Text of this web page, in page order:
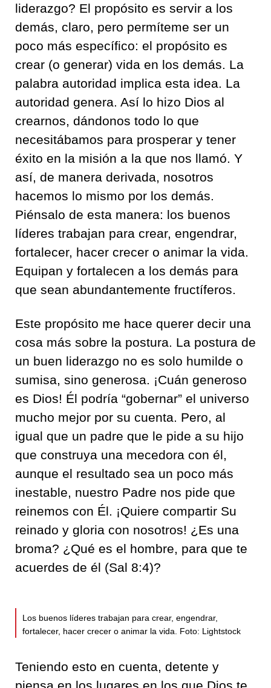
liderazgo? El propósito es servir a los
demás, claro, pero permíteme ser un
poco más específico: el propósito es
crear (o generar) vida en los demás. La
palabra autoridad implica esta idea. La
autoridad genera. Así lo hizo Dios al
crearnos, dándonos todo lo que
necesitábamos para prosperar y tener
éxito en la misión a la que nos llamó. Y
así, de manera derivada, nosotros
hacemos lo mismo por los demás.
Piénsalo de esta manera: los buenos
líderes trabajan para crear, engendrar,
fortalecer, hacer crecer o animar la vida.
Equipan y fortalecen a los demás para
que sean abundantemente fructíferos.
Este propósito me hace querer decir una
cosa más sobre la postura. La postura de
un buen liderazgo no es solo humilde o
sumisa, sino generosa. ¡Cuán generoso
es Dios! Él podría “gobernar” el universo
mucho mejor por su cuenta. Pero, al
igual que un padre que le pide a su hijo
que construya una mecedora con él,
aunque el resultado sea un poco más
inestable, nuestro Padre nos pide que
reinemos con Él. ¡Quiere compartir Su
reinado y gloria con nosotros! ¿Es una
broma? ¿Qué es el hombre, para que te
acuerdes de él (Sal 8:4)?
Los buenos líderes trabajan para crear, engendrar,
fortalecer, hacer crecer o animar la vida. Foto: Lightstock
Teniendo esto en cuenta, detente y
piensa en los lugares en los que Dios te